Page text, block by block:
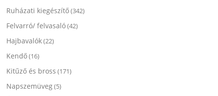
Ruházati kiegészítő(342)
Felvarró/ felvasaló(42)
Hajbavalók(22)
Kendő(16)
Kitűző és bross (171)
Napszemüveg(5)